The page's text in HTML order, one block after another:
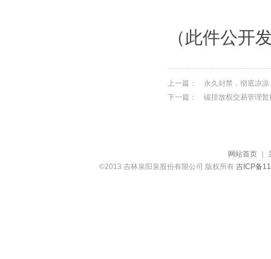
（此件公开
上一篇：
永久封禁，彻底凉
下一篇：
碳排放权交易管理暂
网站首页
©2013 吉林泉阳泉股份有限公司 版权所有吉ICP备